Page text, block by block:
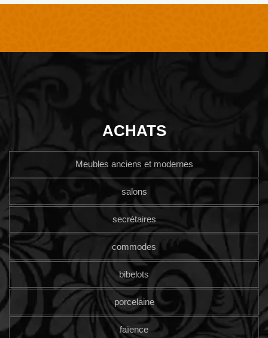
ACHATS
Meubles anciens et modernes
salons
secrétaires
commodes
bibelots
porcelaine
faïence